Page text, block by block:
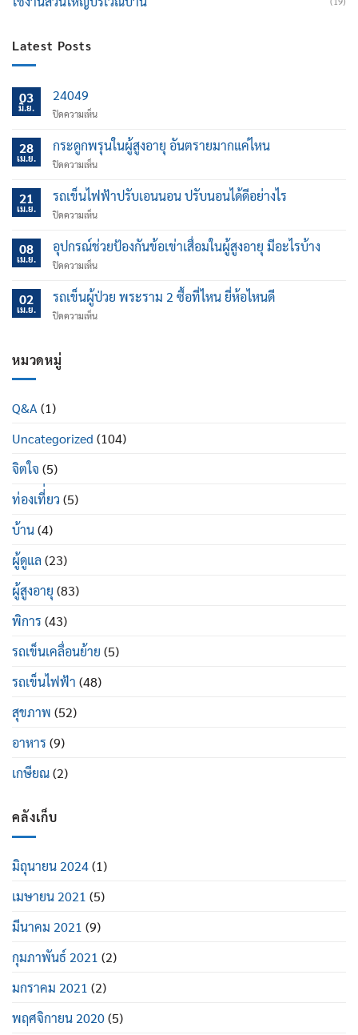
Latest Posts
03
มิ.ย.
24049
ปิดความเห็นบน
28
เม.ย.
กระดูกพรุนในผู้สูงอายุ อันตรายมากแค่ไหน
ปิดความเห็นบน
พรุน
ใน
ผู้
อายุ
มาก
ไหน
21
เม.ย.
รถเข็นไฟฟ้าปรับเอนนอน ปรับนอนได้ดีอย่างไร
ปิดความเห็นบน
เข็น
ไฟฟ้า
ปรับ
นอน
นอน
08
เม.ย.
อุปกรณ์ช่วยป้องกันข้อเข่าเสื่อมในผู้สูงอายุ มีอะไรบ้าง
ปิดความเห็นบน
ช่วย
ป้องกัน
ข้อ
บ้าง
02
เม.ย.
รถเข็นผู้ป่วย พระราม 2 ซื้อที่ไหน ยี่ห้อไหนดี
ปิดความเห็นบน
ยี่ห้อ
หมวดหมู่
Q&A(1)
Uncategorized (104)
จิตใจ (5)
ท่องเที่่ยว (5)
บ้าน(4)
ผู้ดูแล (23)
ผู้สูงอายุ (83)
พิการ (43)
รถเข็นเคลื่อนย้าย (5)
รถเข็นไฟฟ้า (48)
สุขภาพ (52)
อาหาร (9)
เกษียณ(2)
คลังเก็บ
มิถุนายน 2024(1)
เมษายน 2021 (5)
มีนาคม 2021 (9)
กุมภาพันธ์ 2021 (2)
มกราคม 2021 (2)
พฤศจิกายน 2020(5)